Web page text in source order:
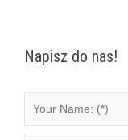
Napisz do nas!